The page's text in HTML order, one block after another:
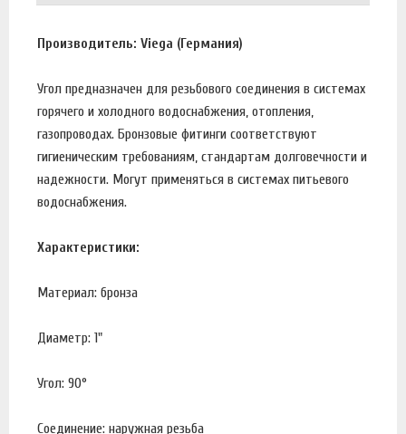
Производитель: Viega (Германия)
Угол предназначен для резьбового соединения в системах
горячего и холодного водоснабжения, отопления,
газопроводах. Бронзовые фитинги соответствуют
гигиеническим требованиям, стандартам долговечности и
надежности. Могут применяться в системах питьевого
водоснабжения.
Характеристики:
Материал: бронза
Диаметр: 1"
Угол: 90°
Соединение: наружная резьба